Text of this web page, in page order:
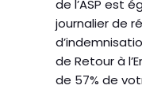
de l’ASP est
journalier de
de Retour à
de 57% de